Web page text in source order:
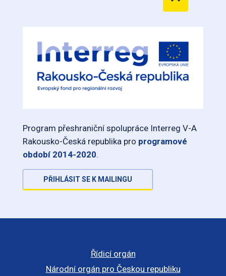
Program přeshraniční spolupráce Interreg V-A
Rakousko-Česká republika pro programové
období 2014-2020.
PŘIHLÁSIT SE K MAILINGU
Řídicí orgán
Národní orgán pro Českou republiku